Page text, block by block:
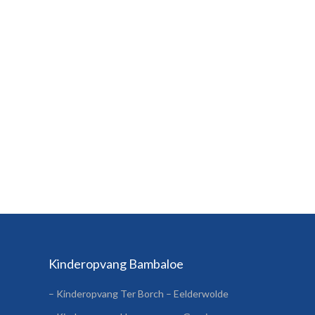
Kinderopvang Bambaloe
– Kinderopvang Ter Borch – Eelderwolde